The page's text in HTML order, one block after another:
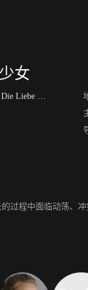
女
Liebe Die
过程中面临动荡、